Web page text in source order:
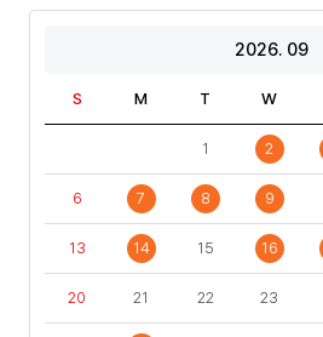
2026. 09
S M T W
1 2
6 7 8 9
13 14 15 16
20 21 22 23